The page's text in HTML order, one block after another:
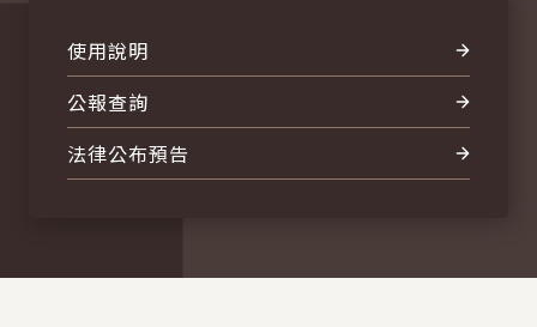
使用說明
公報查詢
法律公布預告